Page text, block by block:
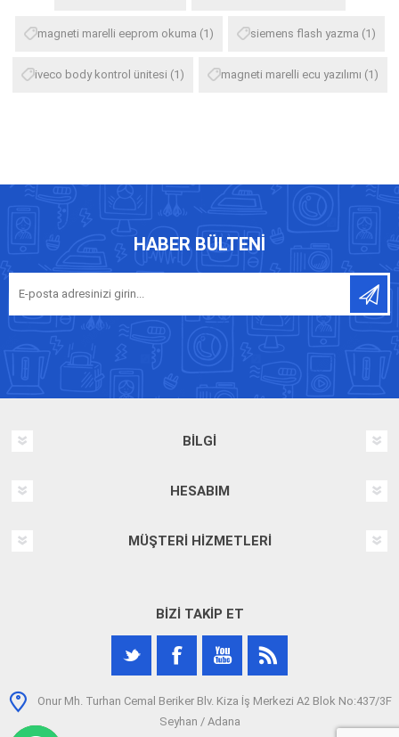
magneti marelli eeprom okuma (1) siemens flash yazma (1)
iveco body kontrol ünitesi (1) magneti marelli ecu yazılımı (1)
HABER BÜLTENI
BILGI
HESABIM
MÜŞTERI HIZMETLERI
BIZI TAKIP ET
Onur Mh. Turhan Cemal Beriker Blv. Kiza İş Merkezi A2 Blok No:437/3F
Seyhan / Adana